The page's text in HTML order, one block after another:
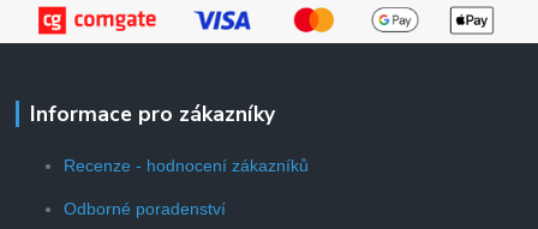
Informace pro zákazníky
Recenze - hodnocení zákazníků
Odborné poradenství